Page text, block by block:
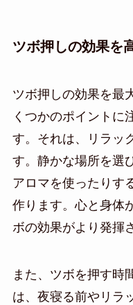
ツボ押しの効果を
ツボ押しの効果を最
くつかのポイントに
す。それは、リラッ
す。静かな場所を選
アロマを使ったりす
作ります。心と身体
ボの効果がより発揮
また、ツボを押す時
は、夜寝る前やリラ